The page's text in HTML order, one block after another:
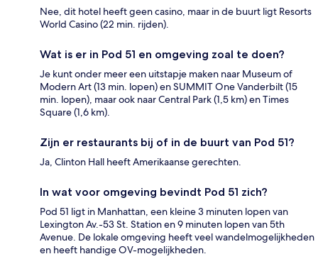
Nee, dit hotel heeft geen casino, maar in de buurt ligt Resorts
World Casino (22 min. rijden).
Wat is er in Pod 51 en omgeving zoal te doen?
Je kunt onder meer een uitstapje maken naar Museum of
Modern Art (13 min. lopen) en SUMMIT One Vanderbilt (15
min. lopen), maar ook naar Central Park (1,5 km) en Times
Square (1,6 km).
Zijn er restaurants bij of in de buurt van Pod 51?
Ja, Clinton Hall heeft Amerikaanse gerechten.
In wat voor omgeving bevindt Pod 51 zich?
Pod 51 ligt in Manhattan, een kleine 3 minuten lopen van
Lexington Av.-53 St. Station en 9 minuten lopen van 5th
Avenue. De lokale omgeving heeft veel wandelmogelijkheden
en heeft handige OV-mogelijkheden.